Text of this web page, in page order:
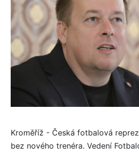
Kroměříž - Česká fotbalová
bez nového trenéra. Vedení